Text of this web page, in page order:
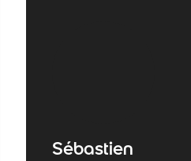
Sébastien